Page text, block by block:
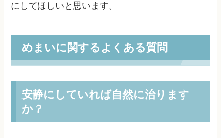
にしてほしいと思います。
めまいに関するよくある質問
安静にしていれば自然に治ります
か？